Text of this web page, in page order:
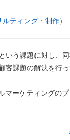
ティング・制作）
いう課題に対し、
客課題の解決を行
マーケティングの